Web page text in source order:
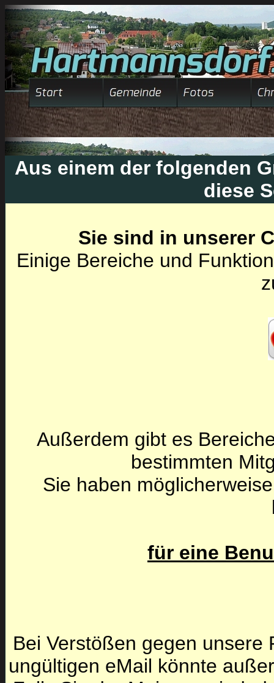
Aus einem der folgenden
diese
Sie sind in unserer
Einige Bereiche und
Außerdem gibt es
bestimmten
Sie haben
für eine
Bei Verstößen gegen unsere
ungültigen eMail könnte